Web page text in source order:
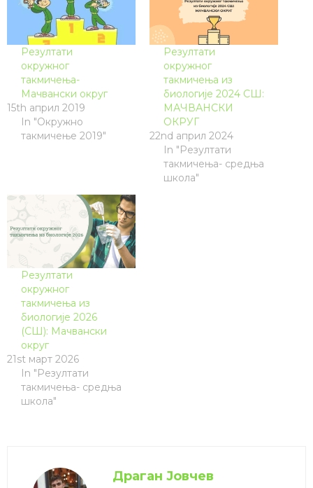
Резултати
окружног
такмичења-
Мачвански округ
15th април 2019
In "Окружно
такмичење 2019"
Резултати
окружног
такмичења из
биологије 2024 СШ:
МАЧВАНСКИ
ОКРУГ
22nd април 2024
In "Резултати
такмичења- средња
школа"
Резултати
окружног
такмичења из
биологије 2026
(СШ): Мачвански
округ
21st март 2026
In "Резултати
такмичења- средња
школа"
Драган Јовчев